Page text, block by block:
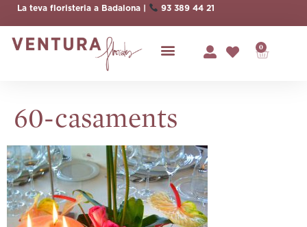
La teva floristeria a Badalona | 93 389 44 21
0
60-casaments